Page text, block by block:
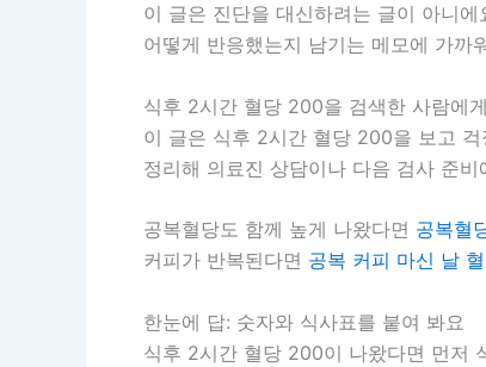
이 글은 진단을 대신하려는 글이 아니
어떻게 반응했는지 남기는 메모에 가까
식후 2시간 혈당 200을 검색한 사람에
이 글은 식후 2시간 혈당 200을 보고
정리해 의료진 상담이나 다음 검사 준비
공복혈당도 함께 높게 나왔다면 공복혈
커피가 반복된다면 공복 커피 마신 날
한눈에 답: 숫자와 식사표를 붙여 봐요
식후 2시간 혈당 200이 나왔다면 먼저